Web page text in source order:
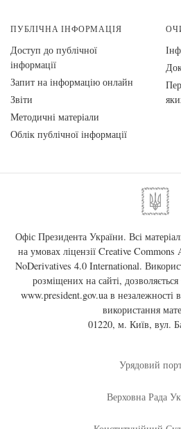
ПУБЛІЧНА ІНФОРМАЦІЯ
Доступ до публічної
інформації
Запит на інформацію онлайн
Звіти
Методичні матеріали
Облік публічної інформації
Офіс Президента України. Всі
на умовах ліцензії Creative Commons
NoDerivatives 4.0 International.
розміщених на сайті,
www.president.gov.uaв незалежності
використання
01220, м. Київ, вул.
Урядовий
Верховна Рада